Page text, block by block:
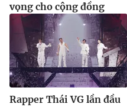
vọng cho cộng đồng
Rapper Thái VG lần đầu